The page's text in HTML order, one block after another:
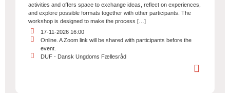
activities and offers space to exchange ideas, reflect on experiences,
and explore possible formats together with other participants. The
workshop is designed to make the process […]
17-11-2026 16:00
Online. A Zoom link will be shared with participants before the
event.
DUF - Dansk Ungdoms Fællesråd